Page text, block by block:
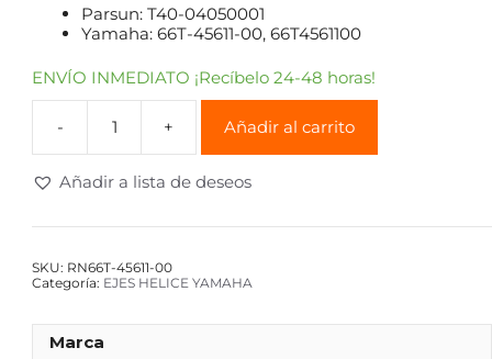
Parsun: T40-04050001
Yamaha: 66T-45611-00, 66T4561100
ENVÍO INMEDIATO ¡Recíbelo 24-48 horas!
Añadir al carrito
Añadir a lista de deseos
SKU: RN66T-45611-00
Categoría: EJES HELICE YAMAHA
Marca